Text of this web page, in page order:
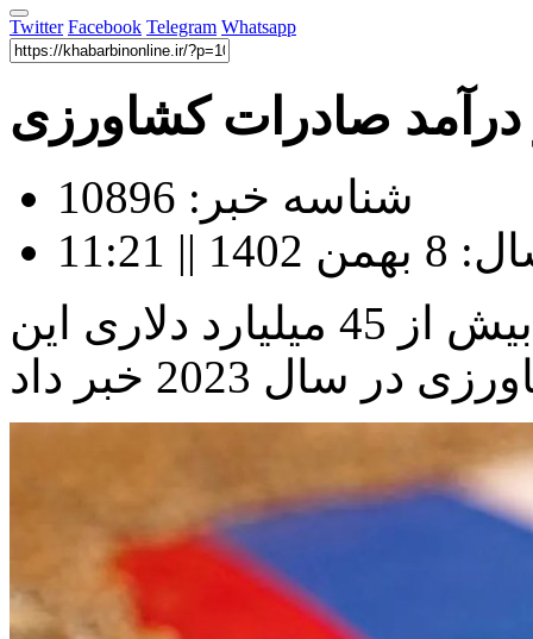
Twitter Facebook Telegram Whatsapp
صادرات کشاورزی
شناسه خبر: 10896
11:21
وزیر کشاورزی روسیه از درآمد بیش از 45 میلیارد دلاری این